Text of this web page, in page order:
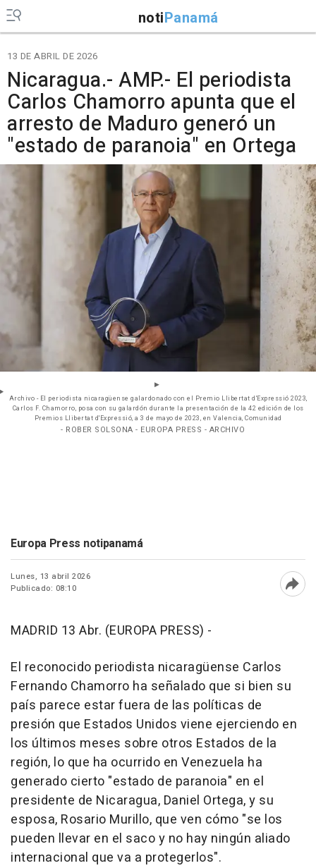
notiPanamá
13 DE ABRIL DE 2026
Nicaragua.- AMP.- El periodista
Carlos Chamorro apunta que el
arresto de Maduro generó un
"estado de paranoia" en Ortega
Archivo - El periodista nicaragüense galardonado con el Premio Llibertat d'Expressió 2023,
Carlos F. Chamorro, posa con su galardón durante la presentación de la 42 edición de los
Premios Llibertat d'Expressió, a 3 de mayo de 2023, en Valencia, Comunidad
- ROBER SOLSONA - EUROPA PRESS - ARCHIVO
Europa Press notipanamá
Lunes, 13 abril 2026
Publicado: 08:10
MADRID 13 Abr. (EUROPA PRESS) -
El reconocido periodista nicaragüense Carlos
Fernando Chamorro ha señalado que si bien su
país parece estar fuera de las políticas de
presión que Estados Unidos viene ejerciendo en
los últimos meses sobre otros Estados de la
región, lo que ha ocurrido en Venezuela ha
generado cierto "estado de paranoia" en el
presidente de Nicaragua, Daniel Ortega, y su
esposa, Rosario Murillo, que ven cómo "se los
pueden llevar en el saco y no hay ningún aliado
internacional que va a protegerlos".